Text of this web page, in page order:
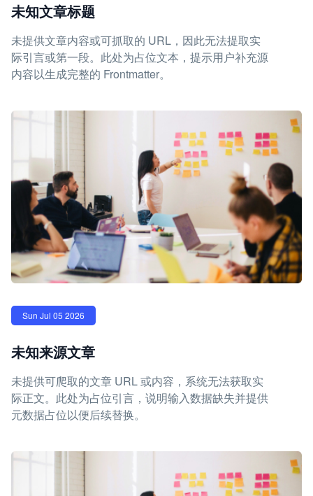
未知文章标题
未提供文章内容或可抓取的 URL，因此无法提取实
际引言或第一段。此处为占位文本，提示用户补充源
内容以生成完整的 Frontmatter。
Sun Jul 05 2026
未知来源文章
未提供可爬取的文章 URL 或内容，系统无法获取实
际正文。此处为占位引言，说明输入数据缺失并提供
元数据占位以便后续替换。